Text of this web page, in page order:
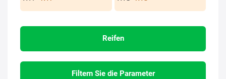
Reifen
Filtern Sie die Parameter